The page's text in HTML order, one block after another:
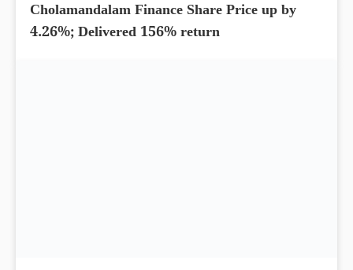
Cholamandalam Finance Share Price up by
4.26%; Delivered 156% return